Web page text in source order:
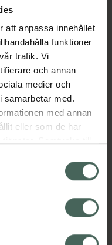
att anpassa innehållet
funktioner
trafik. Vi
och annan
medier och
samarbetar med.
med annan
eller som de har
påverkar inte
innan återkallelsen.
Dölj
innan